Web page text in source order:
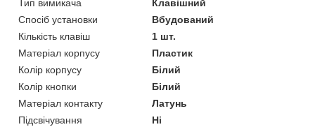
Тип вимикача
Клавішний
Спосіб установки
Вбудований
Кількість клавіш
1 шт.
Матеріал корпусу
Пластик
Колір корпусу
Білий
Колір кнопки
Білий
Матеріал контакту
Латунь
Підсвічування
Ні